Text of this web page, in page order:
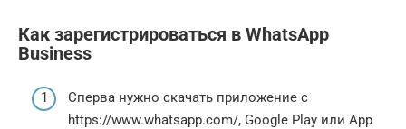
Как зарегистрироваться в WhatsApp
Business
Сперва нужно скачать приложение с
https://www.whatsapp.com/, Google Play или App